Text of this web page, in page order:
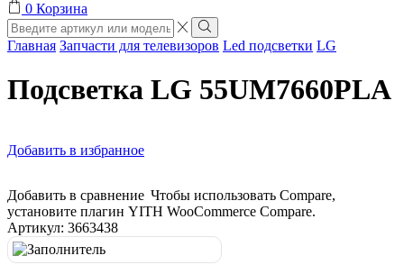
0 Корзина
Поиск
ввода
Поиск
Главная Запчасти для телевизоров Led подсветки LG
Подсветка LG 55UM7660PLA
Добавить в избранное
Добавить в сравнение Чтобы использовать Compare,
установите плагин YITH WooCommerce Compare.
Артикул: 3663438